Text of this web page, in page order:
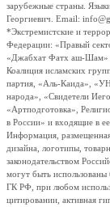
зарубежные страны.
Георгиевич. Email:
*Экстремистские и
Федерации: «Правый
«Джабхат Фатх аш-Шам»
Коалиция исламских
партия, «Аль-Каида»,
народа», «Свидетели
«Артподготовка»,
в России» и входящие в
Информация,
дизайна, логотипы,
законодательством
могут быть использованы
ГК РФ, при любом
цитировании, активная